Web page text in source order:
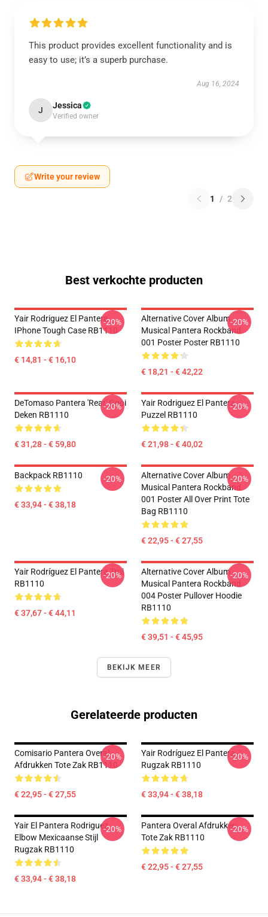
This product provides excellent functionality and is
easy to use; it’s a superb purchase.
Aug 16, 2024
J Jessica
Verified owner
Write your review
1 / 2
Best verkochte producten
Yair Rodriguez El Pantera
IPhone Tough Case RB1110
€ 14,81 - € 16,10
-20%
Alternative Cover Album
Musical Pantera Rockband
001 Poster Poster RB1110
€ 18,21 - € 42,22
-20%
DeTomaso Pantera 'Rear' Gooi
Deken RB1110
€ 31,28 - € 59,80
-20%
Yair Rodriguez El Pantera
Puzzel RB1110
€ 21,98 - € 40,02
-20%
Backpack RB1110
€ 33,94 - € 38,18
-20%
Alternative Cover Album
Musical Pantera Rockband
001 Poster All Over Print Tote
Bag RB1110
€ 22,95 - € 27,55
-20%
Yair Rodríguez El Pantera Trui
RB1110
€ 37,67 - € 44,11
-20%
Alternative Cover Album
Musical Pantera Rockband
004 Poster Pullover Hoodie
RB1110
€ 39,51 - € 45,95
-20%
BEKIJK MEER
Gerelateerde producten
Comisario Pantera Overal
Afdrukken Tote Zak RB1110
€ 22,95 - € 27,55
-20%
Yair Rodríguez El Pantera
Rugzak RB1110
€ 33,94 - € 38,18
-20%
Yair El Pantera Rodriguez
Elbow Mexicaanse Stijl
Rugzak RB1110
€ 33,94 - € 38,18
-20%
Pantera Overal Afdrukken
Tote Zak RB1110
€ 22,95 - € 27,55
-20%